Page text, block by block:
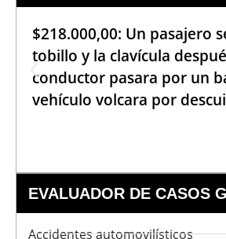
$218.000,00: Un pasajero
tobillo y la clavícula
conductor pasara por un
vehículo volcara por
EVALUADOR DE CASOS
Accidentes automovilísticos